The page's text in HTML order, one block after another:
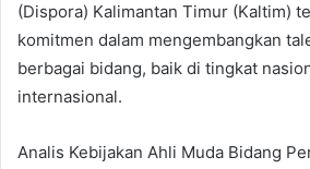
(Dispora) Kalimantan Timur (Kaltim)
komitmen dalam mengembangkan
berbagai bidang, baik di tingkat
internasional.
Analis Kebijakan Ahli Muda Bidang